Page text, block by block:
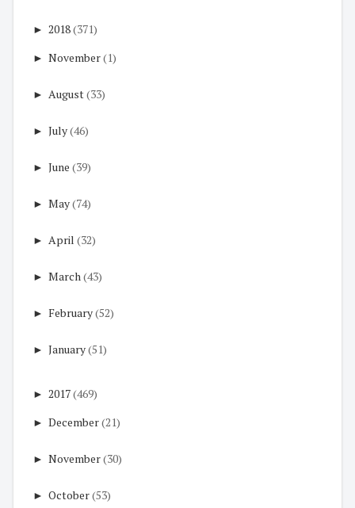
► 2018(371)
► November(1)
► August(33)
► July(46)
► June (39)
► May(74)
► April (32)
► March (43)
► February(52)
► January(51)
► 2017(469)
► December(21)
► November(30)
► October(53)